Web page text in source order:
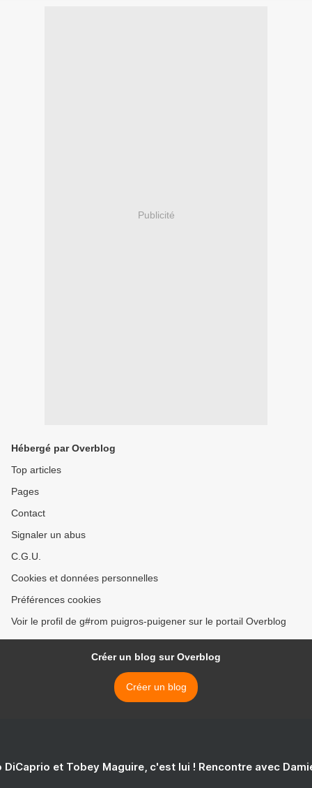
Publicité
Hébergé par Overblog
Top articles
Pages
Contact
Signaler un abus
C.G.U.
Cookies et données personnelles
Préférences cookies
Voir le profil de g#rom puigros-puigener sur le portail Overblog
Créer un blog sur Overblog
Créer un blog
DiCaprio et Tobey Maguire, c'est lui ! Rencontre avec